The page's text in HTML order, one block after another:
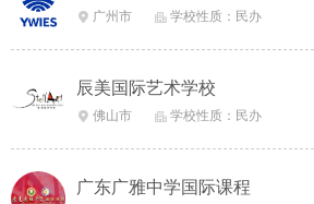
 广州市  学校性质：民办
辰美国际艺术学校
 佛山市  学校性质：民办
广东广雅中学国际课程